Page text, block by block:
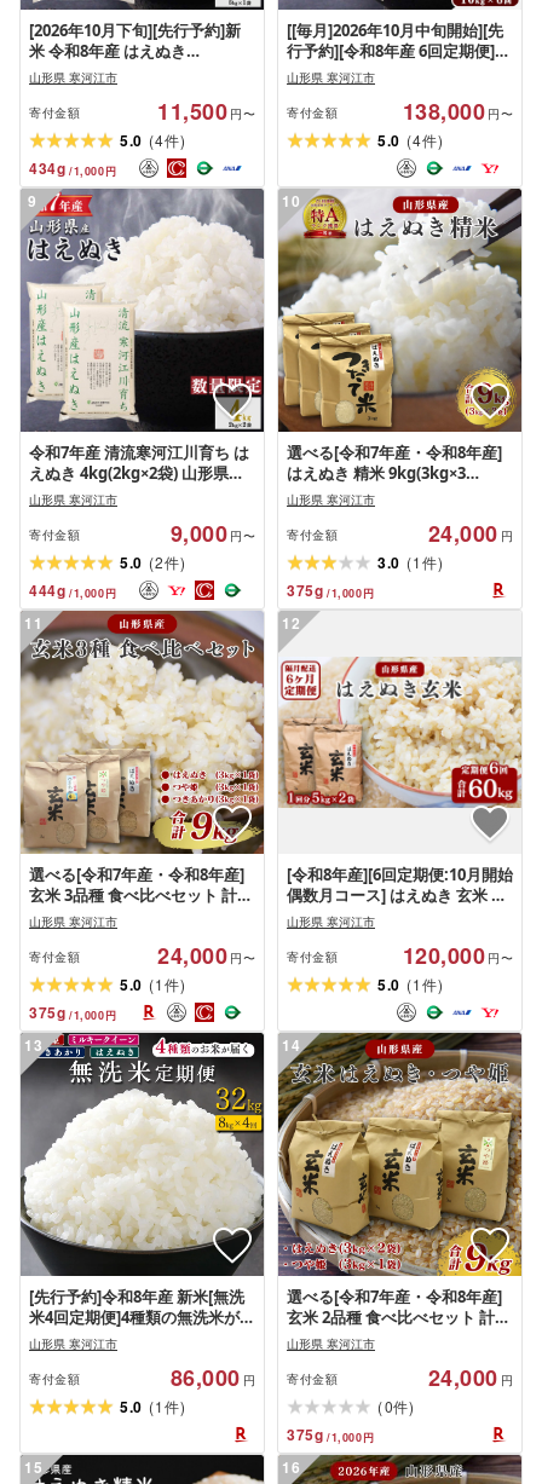
[2026年10月下旬][先行予約]新
米 令和8年産 はえぬき
5kg(5kg×1袋) 清流寒河江川育
ち 山形産はえぬき 山形県産
2026年産 精米 5キロ 0115-C-
JA007-202610下
山形県 寒河江市
寄付金額 11,500 円〜
5.0 (4件)
434g /1,000円
[[毎月]2026年10月中旬開始][先
行予約][令和8年産 6回定期便]は
えぬき 合計60kg(10kg×6回)清
流寒河江川育ち 山形産はえぬき
山形県産 2026年産 精米 60キロ
138-C-JA013-202610中-毎月
山形県 寒河江市
寄付金額 138,000 円〜
5.0 (4件)
9
令和7年産 清流寒河江川育ち は
えぬき 4kg(2kg×2袋) 山形県産
2025年産 精米 4キロ
山形県 寒河江市
寄付金額 9,000 円〜
5.0 (2件)
444g /1,000円
10
選べる[令和7年産・令和8年産]
はえぬき 精米 9kg(3kg×3
袋)2025年産 2026年産 山形県産
お取り寄せ 小分け 便利 農家直
送 産地直送 SDGs 有機質肥料 3
キロ 6キロ 9キロ 東北 山形 ふる
さと納税 白米
山形県 寒河江市
寄付金額 24,000 円
3.0 (1件)
375g /1,000円
11
選べる[令和7年産・令和8年産]
玄米 3品種 食べ比べセット 計
9kg(はえぬき つや姫 つきあか
り 各3kg×1袋) 2025年産 2026年
産 山形県産 お取り寄せ 小分け
便利 農家直送 SDGs 東北 山形
ふるさと納税玄米
山形県 寒河江市
寄付金額 24,000 円〜
5.0 (1件)
375g /1,000円
12
[令和8年産][6回定期便:10月開始
偶数月コース] はえぬき 玄米 合
計60kg (10kg(5kg×2袋)× 6回)
山形県産 [ 新米 ] 120-C-JF017-偶
数月-R8
山形県 寒河江市
寄付金額 120,000 円〜
5.0 (1件)
13
[先行予約]令和8年産 新米[無洗
米4回定期便]4種類の無洗米が届
く![しあわせ定期便] 合計 32kg (
毎月8kgお届け ) 山形県産 2026
年産 はえぬき つや姫 ミルキー
クイーン つきあかり 無洗米 精
米 米 山形県産 小分け 4キロ 8キ
山形県 寒河江市
寄付金額 86,000 円
5.0 (1件)
14
選べる[令和7年産・令和8年産]
玄米 2品種 食べ比べセット 計
9kg(はえぬき 3kg×2袋・つや姫
3kg×1袋) 2025年産 2026年産 山
形県産 お取り寄せ 小分け 便利
農家直送 SDGs 東北 山形 ふるさ
と納税玄米
山形県 寒河江市
寄付金額 24,000 円
(0件)
375g /1,000円
15 16